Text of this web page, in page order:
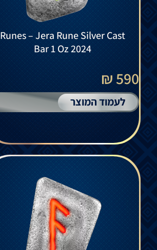
Runes – Jera Rune Silver Cast
Bar 1 Oz 2024
590 ₪
לעמוד המוצר